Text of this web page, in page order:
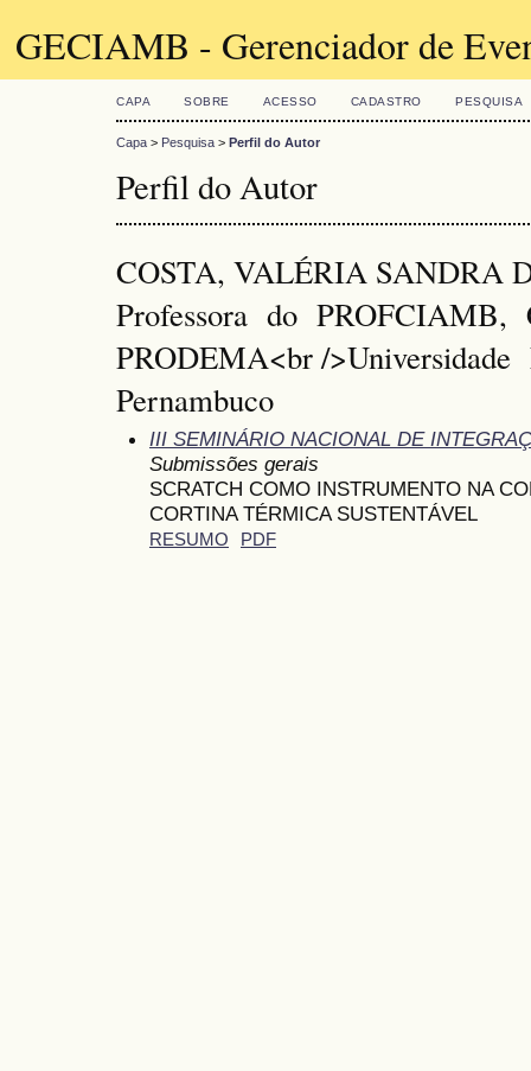
GECIAMB - Gerenciador de
CAPA SOBRE ACESSO CADASTRO PESQUISA
Capa > Pesquisa > Perfil do Autor
Perfil do Autor
COSTA, VALÉRIA SANDRA
Professora do PROFCIAMB,
PRODEMA<br /
Pernambuco
III SEMINÁRIO NACIONAL DE
Submissões gerais
SCRATCH COMO INSTRUMENTO NA
CORTINA TÉRMICA SUSTENTÁVEL
RESUMO PDF